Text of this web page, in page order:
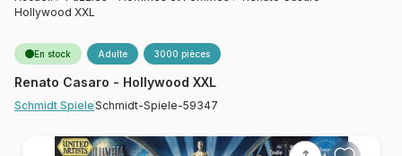
Hollywood XXL
En stock Adulte 3000 pièces
Renato Casaro - Hollywood XXL
Schmidt SpieleSchmidt-Spiele-59347